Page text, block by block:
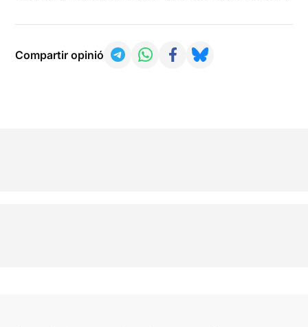
Compartir opinió